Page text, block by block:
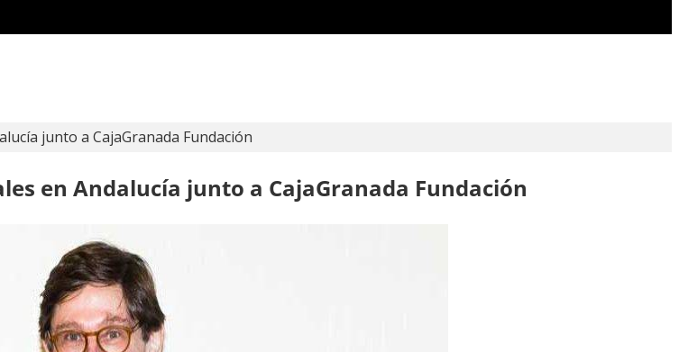
junto a CajaGranada Fundación
en Andalucía junto a CajaGranada Fundación